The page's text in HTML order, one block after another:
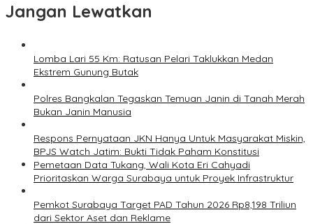
Jangan Lewatkan
Lomba Lari 55 Km: Ratusan Pelari Taklukkan Medan
Ekstrem Gunung Butak
Polres Bangkalan Tegaskan Temuan Janin di Tanah Merah
Bukan Janin Manusia
Respons Pernyataan JKN Hanya Untuk Masyarakat Miskin,
BPJS Watch Jatim: Bukti Tidak Paham Konstitusi
Pemetaan Data Tukang, Wali Kota Eri Cahyadi
Prioritaskan Warga Surabaya untuk Proyek Infrastruktur
Pemkot Surabaya Target PAD Tahun 2026 Rp8,198 Triliun
dari Sektor Aset dan Reklame